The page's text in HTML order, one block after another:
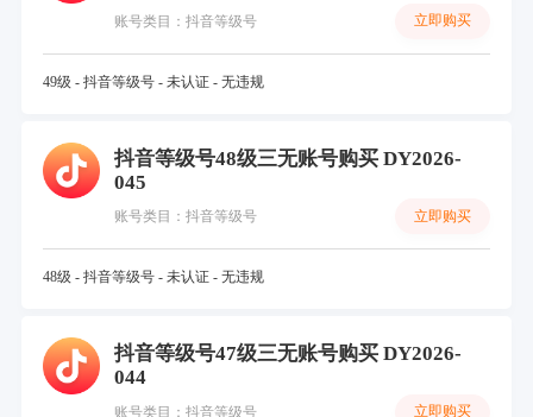
账号类目：抖音等级号 立即购买
49级 - 抖音等级号 - 未认证 - 无违规
抖音等级号48级三无账号购买 DY2026-
045
账号类目：抖音等级号 立即购买
48级 - 抖音等级号 - 未认证 - 无违规
抖音等级号47级三无账号购买 DY2026-
044
账号类目：抖音等级号 立即购买